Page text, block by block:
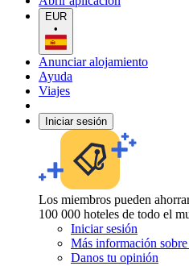
EUR
•
Anunciar alojamiento
Ayuda
Viajes
Iniciar sesión
Los miembros pueden
100 000 hoteles de todo el
Iniciar sesión
Más información
Danos tu opinión